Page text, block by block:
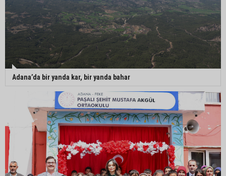
Adana’da bir yanda kar, bir yanda bahar